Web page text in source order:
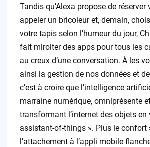
Tandis qu’Alexa propose de réserver
appeler un bricoleur et, demain,
votre tapis selon l’humeur du jour,
fait miroiter des apps pour tous les
au creux d’une conversation. À les
ainsi la gestion de nos données et
c’est à croire que l’intelligence
marraine numérique, omniprésente
transformant l’internet des objets en
assistant-of-things ». Plus le confort
l’attachement à l’appli mobile